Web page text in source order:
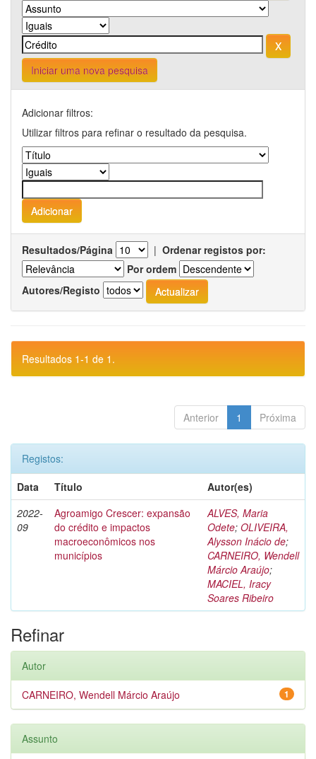
Iniciar uma nova pesquisa
Adicionar filtros:
Utilizar filtros para refinar o resultado da pesquisa.
Resultados/Página | Ordenar registos por:
Por ordem
Autores/Registo
Resultados 1-1 de 1.
Anterior 1 Próxima
Registos:
Data
Título
Autor(es)
2022-
09
Agroamigo Crescer: expansão
do crédito e impactos
macroeconômicos nos
municípios
ALVES, Maria
Odete; OLIVEIRA,
Alysson Inácio de;
CARNEIRO, Wendell
Márcio Araújo;
MACIEL, Iracy
Soares Ribeiro
Refinar
Autor
1
CARNEIRO, Wendell Márcio Araújo
Assunto